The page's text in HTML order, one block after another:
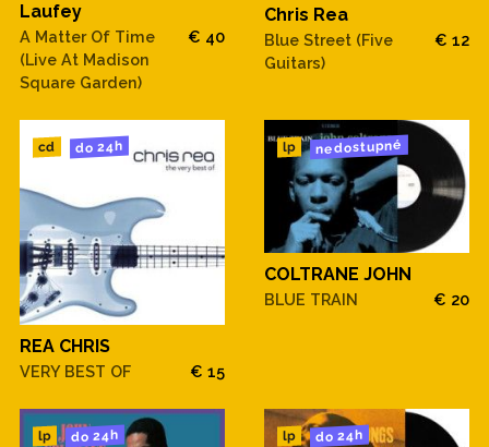
Laufey
A Matter Of Time
(Live At Madison
Square Garden)
€ 40
Chris Rea
Blue Street (Five
Guitars)
€ 12
cd do 24h
REA CHRIS
VERY BEST OF € 15
lp nedostupné
COLTRANE JOHN
BLUE TRAIN € 20
lp do 24h lp do 24h